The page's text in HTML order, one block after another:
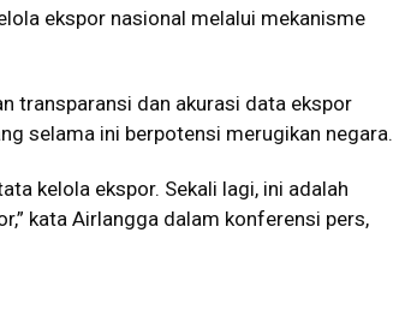
ekspor nasional melalui mekanisme
transparansi dan akurasi data ekspor
selama ini berpotensi merugikan negara.
kelola ekspor. Sekali lagi, ini adalah
kata Airlangga dalam konferensi pers,